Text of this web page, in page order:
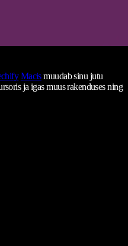
Macismuudab sinu jutu
ja igas muus rakenduses ning